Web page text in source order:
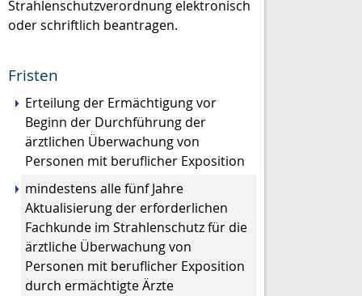
Strahlenschutzverordnung elektronisch
oder schriftlich beantragen.
Fristen
Erteilung der Ermächtigung vor
Beginn der Durchführung der
ärztlichen Überwachung von
Personen mit beruflicher Exposition
mindestens alle fünf Jahre
Aktualisierung der erforderlichen
Fachkunde im Strahlenschutz für die
ärztliche Überwachung von
Personen mit beruflicher Exposition
durch ermächtigte Ärzte